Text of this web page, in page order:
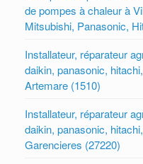
de pompes à chaleur à
Mitsubishi, Panasonic,
Installateur, réparateur
daikin, panasonic,
Artemare (1510)
Installateur, réparateur
daikin, panasonic,
Garencieres (27220)